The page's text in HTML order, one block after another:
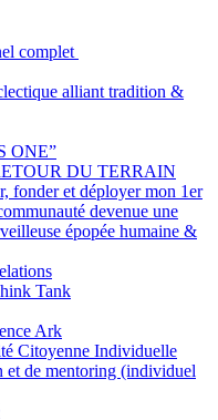
complet
alliant tradition &
ONE”
DU TERRAIN
fonder et déployer mon 1er
devenue une
épopée humaine &
Tank
Ark
Citoyenne Individuelle
et de mentoring (individuel